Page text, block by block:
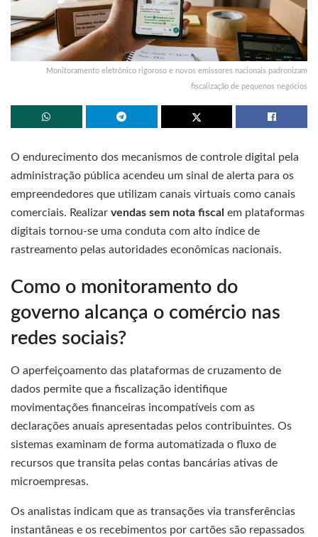
Monitoramento eletrônico rigoroso e novos emissores nacionais padronizam
fiscalização de pequenos negócios
O endurecimento dos mecanismos de controle digital pela
administração pública acendeu um sinal de alerta para os
empreendedores que utilizam canais virtuais como canais
comerciais. Realizar vendas sem nota fiscal em plataformas
digitais tornou-se uma conduta com alto índice de
rastreamento pelas autoridades econômicas nacionais.
Como o monitoramento do
governo alcança o comércio nas
redes sociais?
O aperfeiçoamento das plataformas de cruzamento de
dados permite que a fiscalização identifique
movimentações financeiras incompatíveis com as
declarações anuais apresentadas pelos contribuintes. Os
sistemas examinam de forma automatizada o fluxo de
recursos que transita pelas contas bancárias ativas de
microempresas.
Os analistas indicam que as transações via transferências
instantâneas e os recebimentos por cartões são repassados